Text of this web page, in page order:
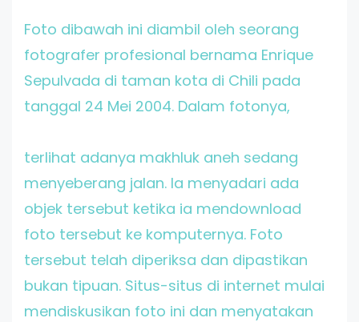
Foto dibawah ini diambil oleh seorang
fotografer profesional bernama Enrique
Sepulvada di taman kota di Chili pada
tanggal 24 Mei 2004. Dalam fotonya,
terlihat adanya makhluk aneh sedang
menyeberang jalan. Ia menyadari ada
objek tersebut ketika ia mendownload
foto tersebut ke komputernya. Foto
tersebut telah diperiksa dan dipastikan
bukan tipuan. Situs-situs di internet mulai
mendiskusikan foto ini dan menyatakan